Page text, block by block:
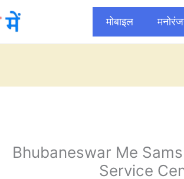
मोबाइल
Bhubaneswar Me
Service